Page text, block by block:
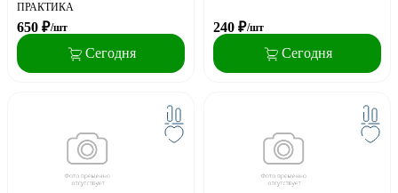
ПРАКТИКА
650 ₽/шт
Сегодня
240 ₽/шт
Сегодня